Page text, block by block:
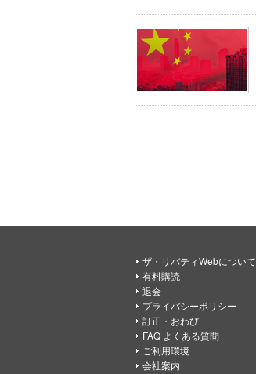
ザ・リバティWebについて
有料購読
退会
プライバシーポリシー
訂正・おわび
FAQ よくある質問
ご利用環境
会社案内